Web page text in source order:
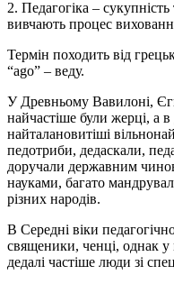
2. Педагогіка –
вивчають процес
Термін походить від
“ago” – веду.
У Древньому Вавилоні,
найчастіше були жерці, а
найталановитіші
педотриби, дедаскали,
доручали державним
науками, багато
різних народів.
В Середні віки
священики, ченці, однак у
дедалі частіше люди зі